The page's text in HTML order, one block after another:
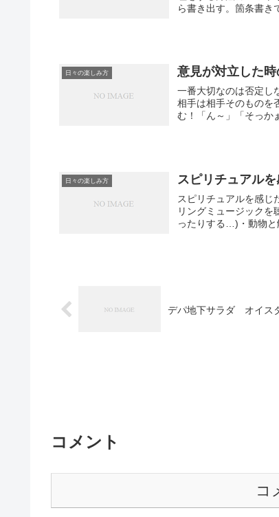
ら書き出す。箇条書き
日々の楽しみ方 意見が対立した
一番大切なのは否定し
相手は相手そのものを
む！「ん～」「そっか
日々の楽しみ方 スピリチュアル
スピリチュアルを感じ
リングミュージック
ったりする…)・動物と
デパ地下サラダ オイス
コメント
コ